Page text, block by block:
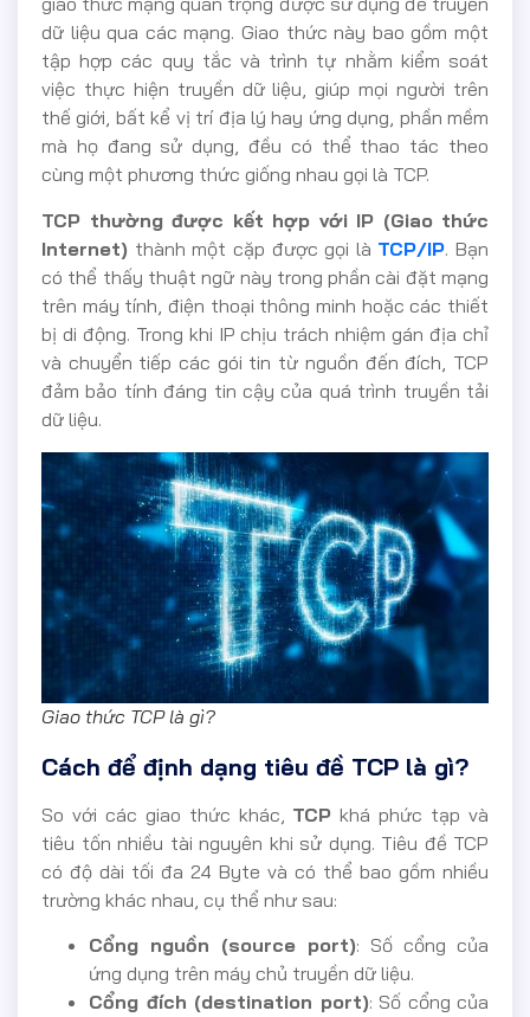
dữ liệu qua các mạng. Giao thức này bao gồm một
tập hợp các quy tắc và trình tự nhằm kiểm soát
việc thực hiện truyền dữ liệu, giúp mọi người trên
thế giới, bất kể vị trí địa lý hay ứng dụng, phần mềm
mà họ đang sử dụng, đều có thể thao tác theo
cùng một phương thức giống nhau gọi là TCP.
TCP thường được kết hợp với IP (Giao thức
Internet) thành một cặp được gọi là TCP/IP. Bạn
có thể thấy thuật ngữ này trong phần cài đặt mạng
trên máy tính, điện thoại thông minh hoặc các thiết
bị di động. Trong khi IP chịu trách nhiệm gán địa chỉ
và chuyển tiếp các gói tin từ nguồn đến đích, TCP
đảm bảo tính đáng tin cậy của quá trình truyền tải
dữ liệu.
Giao thức TCP là gì?
Cách để định dạng tiêu đề TCP là gì?
So với các giao thức khác, TCP khá phức tạp và
tiêu tốn nhiều tài nguyên khi sử dụng. Tiêu đề TCP
có độ dài tối đa 24 Byte và có thể bao gồm nhiều
trường khác nhau, cụ thể như sau:
Cổng nguồn (source port): Số cổng của
ứng dụng trên máy chủ truyền dữ liệu.
Cổng đích (destination port): Số cổng của